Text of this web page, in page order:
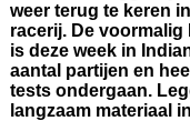
weer terug te keren
racerij. De voormalig
is deze week in
aantal partijen en
tests ondergaan.
langzaam materiaal